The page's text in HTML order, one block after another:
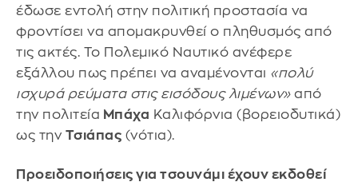
έδωσε εντολή στην πολιτική προστασία να
φροντίσει να απομακρυνθεί ο πληθυσμός από
τις ακτές. Το Πολεμικό Ναυτικό ανέφερε
εξάλλου πως πρέπει να αναμένονται «πολύ
ισχυρά ρεύματα στις εισόδους λιμένων»από
την πολιτεία Μπάχα Καλιφόρνια (βορειοδυτικά)
ως την Τσιάπας (νότια).
Προειδοποιήσεις για τσουνάμι έχουν εκδοθεί